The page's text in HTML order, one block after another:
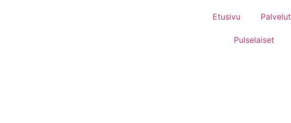
Etusivu Palvelut
Pulselaiset